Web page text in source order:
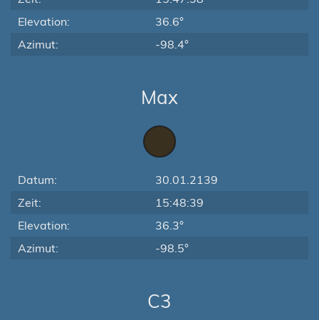
Elevation:
36.6°
Azimut:
-98.4°
Max
Datum:
30.01.2139
Zeit:
15:48:39
Elevation:
36.3°
Azimut:
-98.5°
C3